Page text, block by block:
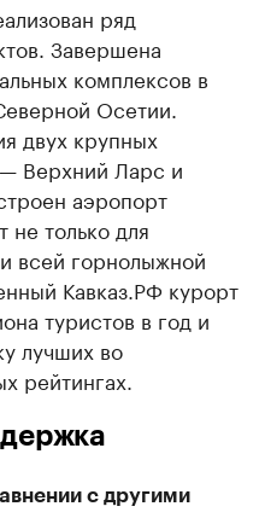
ряд
Завершена
комплексов в
Осетии.
двух крупных
Верхний Ларс и
аэропорт
только для
всей горнолыжной
Кавказ.РФ курорт
туристов в год и
лучших во
рейтингах.
с другими